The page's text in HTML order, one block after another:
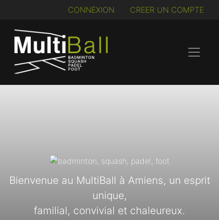
CONNEXION CREER UN COMPTE
Bienvenue au MultiBall à Amiens, un esprit
unique,
familial, convivial et chaleureux.